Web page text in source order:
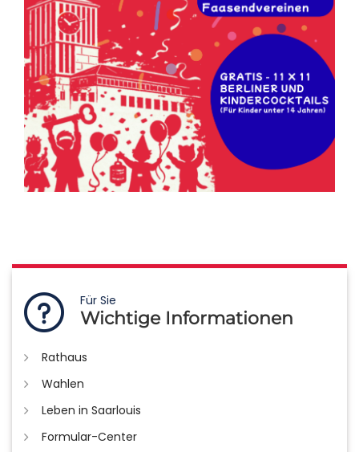
Für Sie
Wichtige Informationen
Rathaus
Wahlen
Leben in Saarlouis
Formular-Center